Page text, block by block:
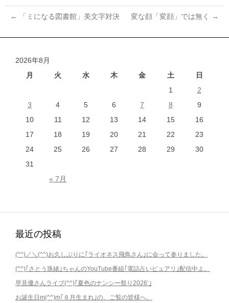
ナ
← 「ミになる図書館」美文字対決 変な顔「変顔」では無く →
2026年8月
月
火 水 木 金 土 日
« 7月
1
2
3
4 5 6 7 8
9
10
11 12 13 14 15
16
17
18 19 20 21 22
23
24
25 26 27 28 29
30
31
最近の投稿
(^^)／＼(^^)お久しぶりに｢ライオネス飛鳥さん｣に会って参りました。
(^^)｢さとう珠緒｣ちゃんのYouTube番組｢電話占いピュアリ｣配信中よ。
早見優さんライブ(^^)｢夏色のナンシー祭り2026’｣
お誕生日m(^^)m｢８月生まれ｣の、ご覧の皆様へ。